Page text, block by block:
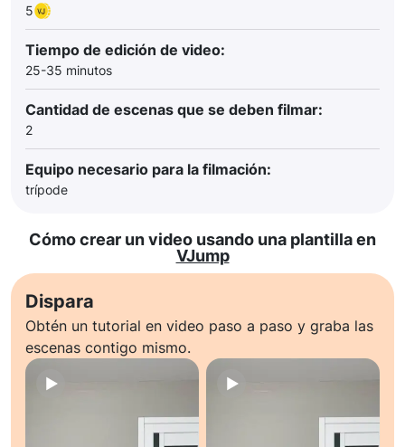
5
Tiempo de edición de video:
25-35 minutos
Cantidad de escenas que se deben filmar:
2
Equipo necesario para la filmación:
trípode
Cómo crear un video usando una plantilla en
VJump
Dispara
Obtén un tutorial en video paso a paso y graba las
escenas contigo mismo.